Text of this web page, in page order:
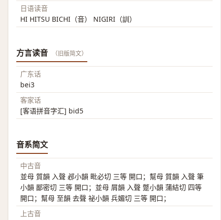
日语读音
HI HITSU BICHI（音） NIGIRI（訓）
方言读音 （旧版简文）
广东话
bei3
客家话
[客语拼音字汇] bid5
音系简文
中古音
並母 質韻 入聲 邲小韻 毗必切 三等 開口；幫母 質韻 入聲 筆
小韻 鄙密切 三等 開口；並母 屑韻 入聲 蹩小韻 蒲結切 四等
開口；幫母 至韻 去聲 祕小韻 兵媚切 三等 開口；
上古音